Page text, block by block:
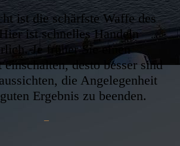
ist die schärfste Waffe des
ist schnelles Handeln
Je früher Sie einen
einschalten, desto besser sind
die Angelegenheit
Ergebnis zu beenden.
–